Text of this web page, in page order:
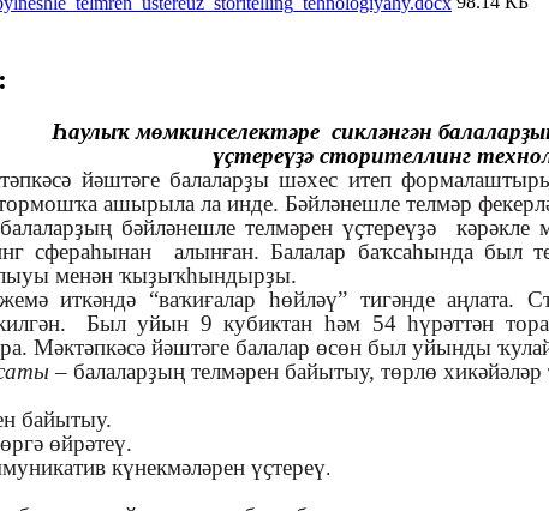
Һаулыҡ мөмкинселектәре сикләнгән
үҫтереүҙә сторителлинг
йәштәге балаларҙы шәхес итеп
ашырыла ла инде. Бәйләнешле телмәр
бәйләнешле телмәрен үҫтереүҙә
сфераһынан алынған. Балалар баҡсаһында
менән ҡыҙыҡһындырҙы.
иткәндә “ваҡиғалар һөйләү” тигәнде
Был уйын 9 кубиктан һәм 54 һүрәттән
Мәктәпкәсә йәштәге балалар өсөн был уйынды
– балаларҙың телмәрен байытыу, төрлө хикәйәләр
байытыу.
өйрәтеү.
күнекмәләрен үҫтереү.